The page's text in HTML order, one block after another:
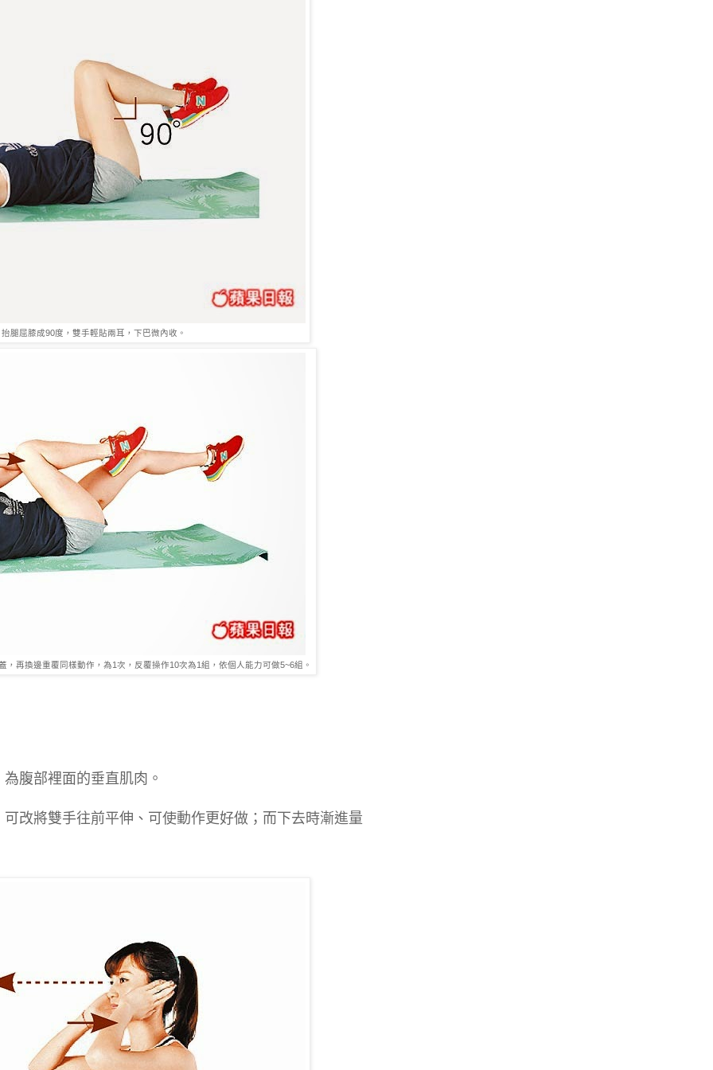
腿屈膝成90度，雙手輕貼兩耳，下巴微內收。
再換邊重覆同樣動作，為1次，反覆操作10次為1組，依個人能力可做5~6組。
腹部裡面的垂直肌肉。
改將雙手往前平伸、可使動作更好做；而下去時漸進量